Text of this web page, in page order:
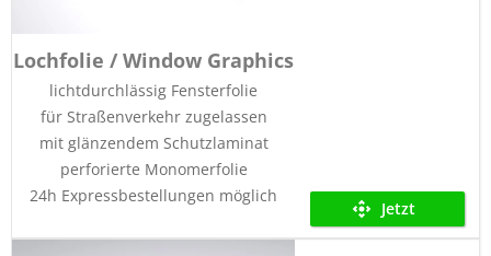
Lochfolie / Window Graphics
lichtdurchlässig Fensterfolie
für Straßenverkehr zugelassen
mit glänzendem Schutzlaminat
perforierte Monomerfolie
24h Expressbestellungen möglich
Jetzt
kalkulieren